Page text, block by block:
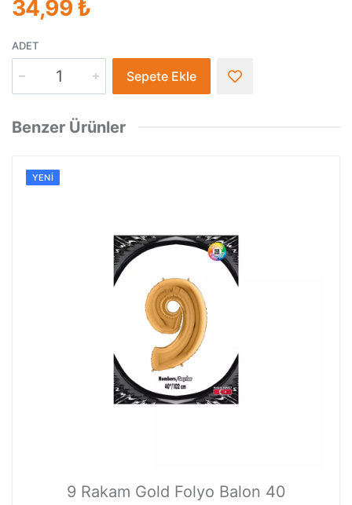
34,99 ₺
ADET
Sepete Ekle
Benzer Ürünler
YENI
9 Rakam Gold Folyo Balon 40